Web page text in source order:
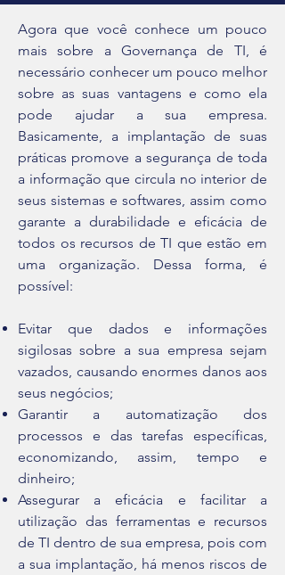
Agora que você conhece um pouco
mais sobre a Governança de TI, é
necessário conhecer um pouco melhor
sobre as suas vantagens e como ela
pode ajudar a sua empresa.
Basicamente, a implantação de suas
práticas promove a segurança de toda
a informação que circula no interior de
seus sistemas e softwares, assim como
garante a durabilidade e eficácia de
todos os recursos de TI que estão em
uma organização. Dessa forma, é
possível:
Evitar que dados e informações
sigilosas sobre a sua empresa sejam
vazados, causando enormes danos aos
seus negócios;
Garantir a automatização dos
processos e das tarefas específicas,
economizando, assim, tempo e
dinheiro;
Assegurar a eficácia e facilitar a
utilização das ferramentas e recursos
de TI dentro de sua empresa, pois com
a sua implantação, há menos riscos de